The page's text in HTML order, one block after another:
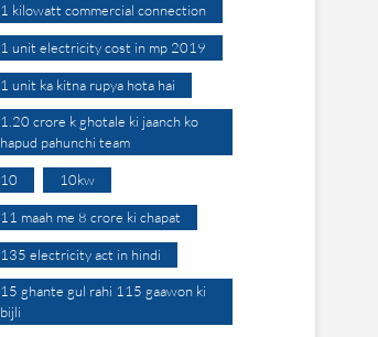
1 kilowatt commercial connection
1 unit electricity cost in mp 2019
1 unit ka kitna rupya hota hai
1.20 crore k ghotale ki jaanch ko
hapud pahunchi team
10 10kw
11 maah me 8 crore ki chapat
135 electricity act in hindi
15 ghante gul rahi 115 gaawon ki
bijli